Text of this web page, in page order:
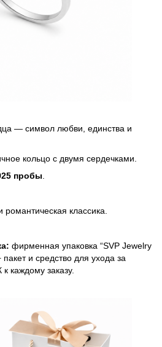
— символ любви, единства и
кольцо с двумя сердечками.
пробы
классика.
фирменная упаковка “SVP Jewelry
и средство для ухода за
каждому заказу.